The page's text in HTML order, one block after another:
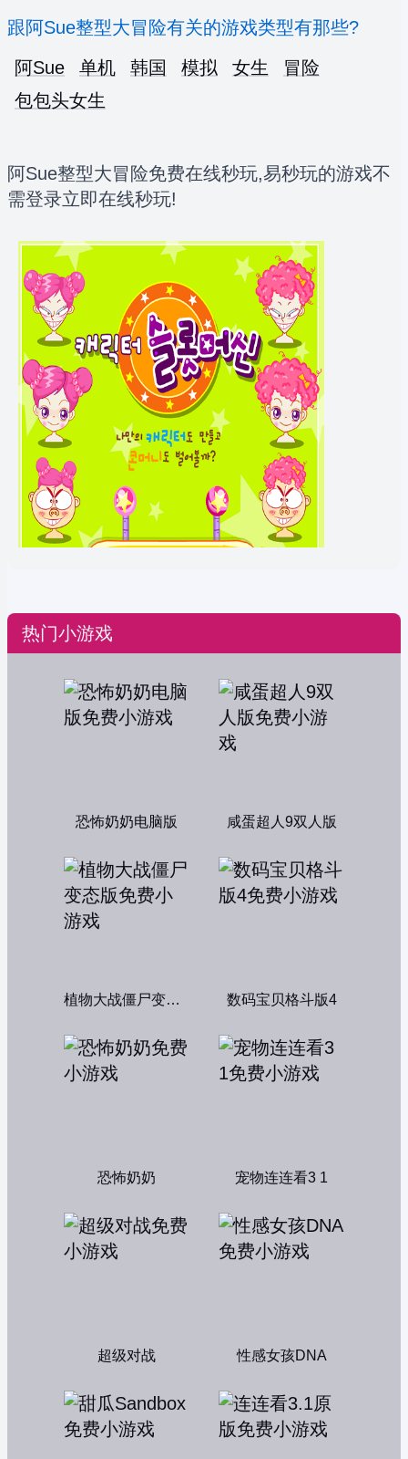
跟阿Sue整型大冒险有关的游戏类型有那些?
阿Sue
单机 韩国 模拟 女生
冒险
包包头女生
阿Sue整型大冒险免费在线秒玩,易秒玩的游戏不
需登录立即在线秒玩!
热门小游戏
恐怖奶奶电脑版 咸蛋超人9双人版
植物大战僵尸变态版 数码宝贝格斗版4
恐怖奶奶 宠物连连看3 1
超级对战 性感女孩DNA